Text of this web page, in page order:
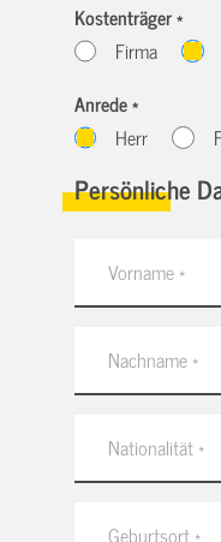
Kostenträger *
Firma
Anrede *
Herr
Persönliche